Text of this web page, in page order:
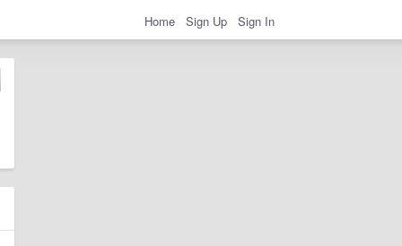
Home Sign Up Sign In